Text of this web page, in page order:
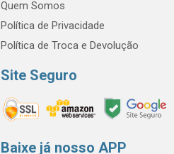
Quem Somos
Política de Privacidade
Política de Troca e Devolução
Site Seguro
Baixe já nosso APP